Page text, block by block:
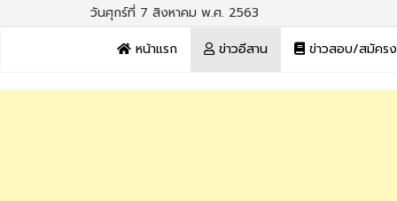
วันศุกร์ที่ 7 สิงหาคม พ.ศ. 2563
หน้าแรก
ข่าวอีสาน ข่าวสอบ/สมัคร